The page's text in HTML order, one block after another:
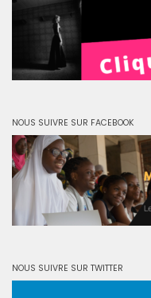
NOUS SUIVRE SUR FACEBOOK
NOUS SUIVRE SUR TWITTER